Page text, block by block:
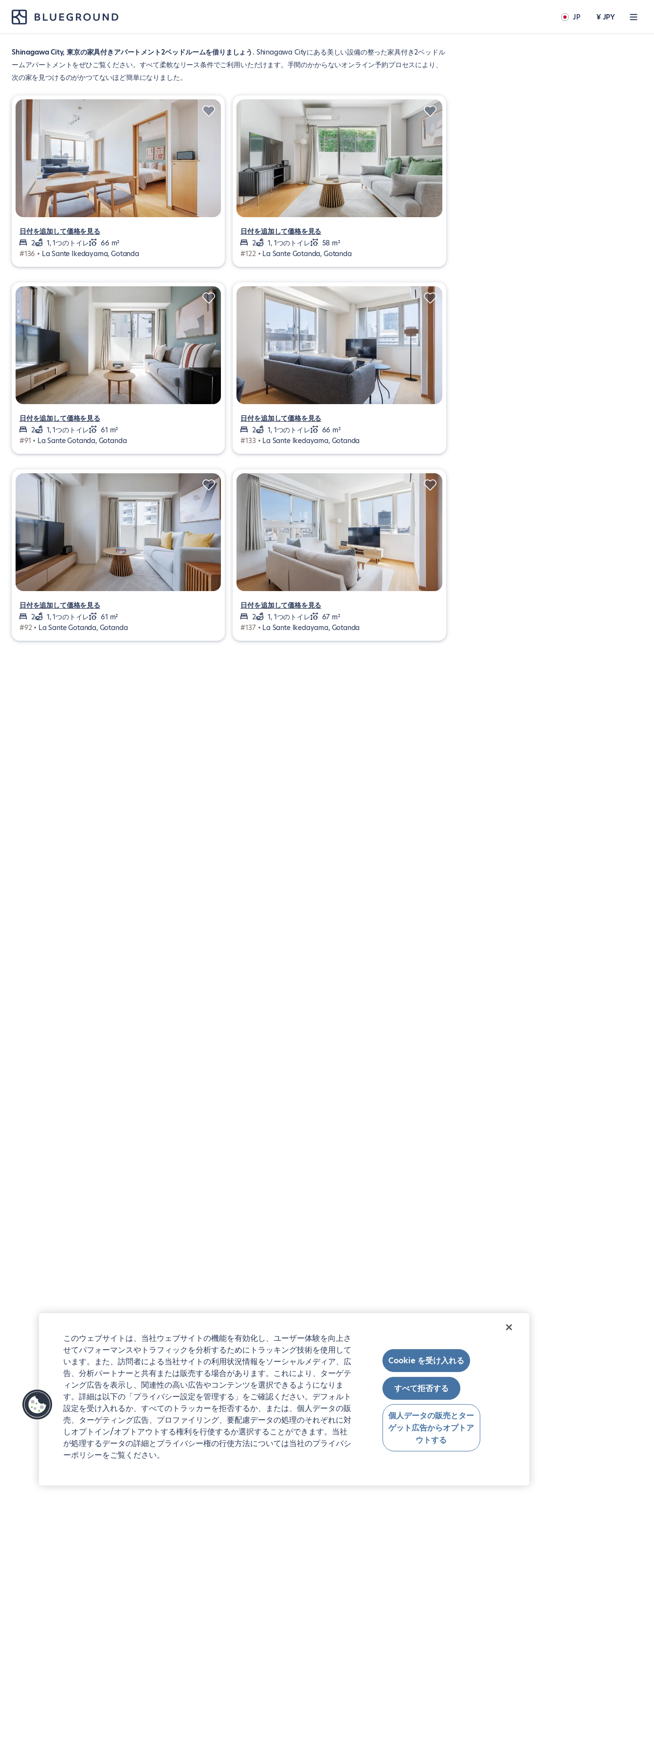
JP ¥ JPY
Shinagawa City, 東京の家具付きアパートメント2ベッドルームを借りましょう Shinagawa Cityにある美しい設備の整った家具付き2ベッドル
ームアパートメントをぜひご覧ください。すべて柔軟なリース条件でご利用いただけます。手間のかからないオンライン予約プロセスにより、
次の家を見つけるのがかつてないほど簡単になりました。
日付を追加して価格を見る
2
1, 1つのトイレ
66 m²
#136 • La Sante Ikedayama, Gotanda
日付を追加して価格を見る
2
1, 1つのトイレ
58 m²
#122 • La Sante Gotanda, Gotanda
日付を追加して価格を見る
2
1, 1つのトイレ
61 m²
#91 • La Sante Gotanda, Gotanda
日付を追加して価格を見る
2
1, 1つのトイレ
66 m²
#133 • La Sante Ikedayama, Gotanda
日付を追加して価格を見る
2
1, 1つのトイレ
61 m²
#92 • La Sante Gotanda, Gotanda
日付を追加して価格を見る
2
1, 1つのトイレ
67 m²
#137 • La Sante Ikedayama, Gotanda
このウェブサイトは、当社ウェブサイトの機能を有効化し、ユーザー体験を向上さ
せてパフォーマンスやトラフィックを分析するためにトラッキング技術を使用して
います。また、訪問者による当社サイトの利用状況情報をソーシャルメディア、広
告、分析パートナーと共有または販売する場合があります。これにより、ターゲテ
ィング広告を表示し、関連性の高い広告やコンテンツを選択できるようになりま
す。詳細は以下の「プライバシー設定を管理する」をご確認ください。デフォルト
設定を受け入れるか、すべてのトラッカーを拒否するか、または、個人データの販
売、ターゲティング広告、プロファイリング、要配慮データの処理のそれぞれに対
しオプトイン/オプトアウトする権利を行使するか選択することができます。当社
が処理するデータの詳細とプライバシー権の行使方法については当社のプライバシ
ーポリシーをご覧ください。
Cookie を受け入れる
すべて拒否する
個人データの販売とター
ゲット広告からオプトア
ウトする